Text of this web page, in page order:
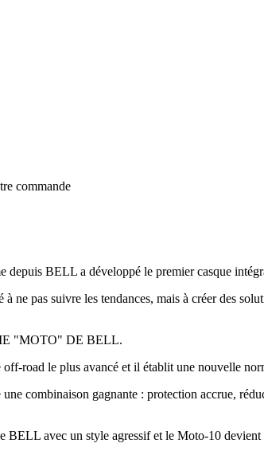
commande
depuis BELL a développé le premier casque
pas suivre les tendances, mais à créer des
"MOTO" DE BELL.
road le plus avancé et il établit une nouvelle
combinaison gagnante : protection accrue,
avec un style agressif et le Moto-10